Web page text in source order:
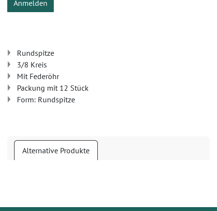
Anmelden
Rundspitze
3/8 Kreis
Mit Federöhr
Packung mit 12 Stück
Form: Rundspitze
Alternative Produkte